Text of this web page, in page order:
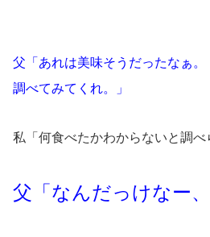
父「あれは美味そうだったなぁ。
調べてみてくれ。」
私「何食べたかわからないと調べ
父「なんだっけなー、